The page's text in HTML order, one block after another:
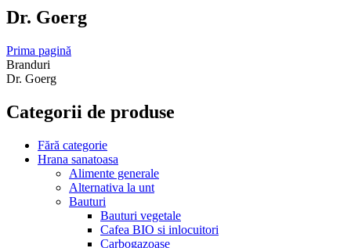
Dr. Goerg
Prima pagină
Branduri
Dr. Goerg
Categorii de produse
Fără categorie
Hrana sanatoasa
Alimente generale
Alternativa la unt
Bauturi
Bauturi vegetale
Cafea BIO si inlocuitori
Carbogazoase